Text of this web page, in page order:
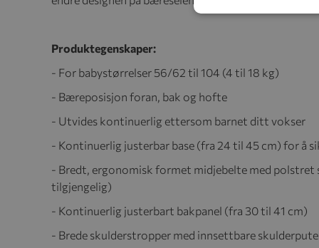
Produktegenskaper:
- For babystørrelser 56/62 til 104 (4 til 18 kg)
- Bæreposisjon foran, bak og hofte
- Utvides kontinuerlig ettersom barnet ditt vokser
- Kontinuerlig justerbar base (fra 24 til 45 cm) for å
- Bredt, ergonomisk formet midjebelte med
tilgjengelig)
- Kontinuerlig justerbart bakpanel (fra 30 til 41 cm)
- Brede skulderstropper med innsettbare